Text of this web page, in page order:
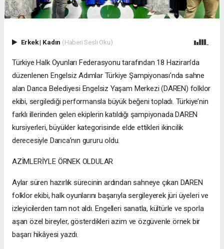
Erkek| Kadın (Haberi Sesli Oku)
Türkiye Halk Oyunları Federasyonu tarafından 18 Haziran’da
düzenlenen Engelsiz Adımlar Türkiye Şampiyonası’nda sahne
alan Darıca Belediyesi Engelsiz Yaşam Merkezi (DAREN) folklor
ekibi, sergilediği performansla büyük beğeni topladı. Türkiye’nin
farklı illerinden gelen ekiplerin katıldığı şampiyonada DAREN
kursiyerleri, büyükler kategorisinde elde ettikleri ikincilik
derecesiyle Darıca’nın gururu oldu.
AZİMLERİYLE ÖRNEK OLDULAR
Aylar süren hazırlık sürecinin ardından sahneye çıkan DAREN
folklor ekibi, halk oyunlarını başarıyla sergileyerek jüri üyeleri ve
izleyicilerden tam not aldı. Engelleri sanatla, kültürle ve sporla
aşan özel bireyler, gösterdikleri azim ve özgüvenle örnek bir
başarı hikâyesi yazdı.